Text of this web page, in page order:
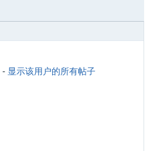
- 显示该用户的所有帖子